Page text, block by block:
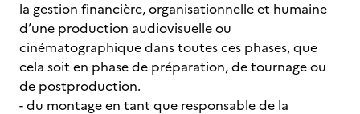
la gestion financière, organisationnelle et humaine
d’une production audiovisuelle ou
cinématographique dans toutes ces phases, que
cela soit en phase de préparation, de tournage ou
de postproduction.
- du montage en tant que responsable de la